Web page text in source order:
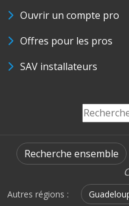
Ouvrir un compte pro
Offres pour les pros
SAV installateurs
Recherche ensemble
Autres régions :